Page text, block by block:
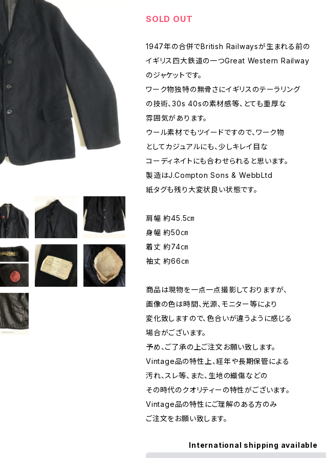
SOLD OUT
1947年の合併でBritish Railwaysが生まれる前の
イギリス四大鉄道の一つGreat Western Railway
のジャケットです。
ワーク物独特の無骨さにイギリスのテーラリング
の技術、30s 40sの素材感等、とても重厚な
雰囲気があります。
ウール素材でもツイードですので、ワーク物
としてカジュアルにも、少しキレイ目な
コーディネイトにも合わせられると思います。
製造はJ.Compton Sons & WebbLtd
紙タグも残り大変状良い状態です。
肩幅 約45.5㎝
身幅 約50㎝
着丈 約74㎝
袖丈 約66㎝
商品は現物を一点一点撮影しておりますが、
画像の色は時間、光源、モニター等により
変化致しますので、色合いが違うように感じる
場合がございます。
予め、ご了承の上ご注文お願い致します。
Vintage品の特性上、経年や長期保管による
汚れ、スレ等、また、生地の織傷などの
その時代のクオリティーの特性がございます。
Vintage品の特性にご理解のある方のみ
ご注文をお願い致します。
International shipping available